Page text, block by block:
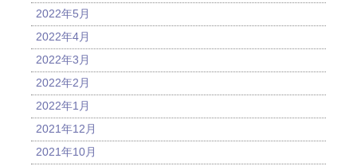
2022年5月
2022年4月
2022年3月
2022年2月
2022年1月
2021年12月
2021年10月